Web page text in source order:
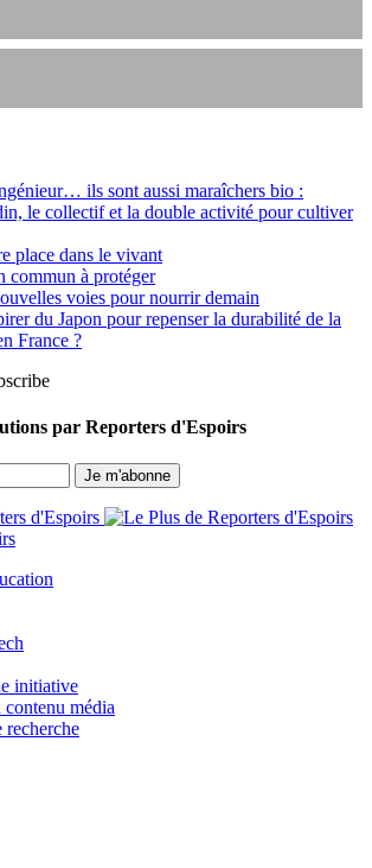
ils sont aussi maraîchers bio :
le collectif et la double activité pour cultiver
place dans le vivant
commun à protéger
voies pour nourrir demain
du Japon pour repenser la durabilité de la
France ?
par Reporters d'Espoirs
initiative
contenu média
recherche